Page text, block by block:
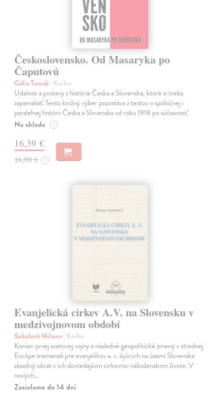
Československo. Od Masaryka po
Čaputovú
Gális Tomáš| Kniha
Udalosti a postavy z histórie Česka a Slovenska, ktoré si treba
zapamätať. Tento knižný výber pozostáva z textov o spoločnej i
paralelnej histórii Česka a Slovenska od roku 1918 po súčasnosť.
Na sklade ?
16,39 €
16,90 € ?
Evanjelická cirkev A.V. na Slovensku v
medzivojnovom období
Sokolová Milena| Kniha
Koniec prvej svetovej vojny a následné geopolitické zmeny v strednej
Európe znamenali pre evanjelikov a. v. žijúcich na území Slovenska
zásadný obrat v ich dovtedajšom cirkevno-náboženskom živote. V
nových…
Zasielame do 14 dní